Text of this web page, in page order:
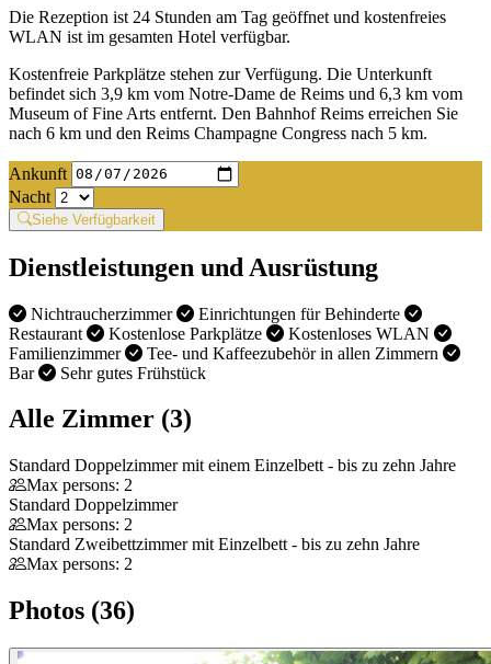
Die Rezeption ist 24 Stunden am Tag geöffnet und kostenfreies
WLAN ist im gesamten Hotel verfügbar.
Kostenfreie Parkplätze stehen zur Verfügung. Die Unterkunft
befindet sich 3,9 km vom Notre-Dame de Reims und 6,3 km vom
Museum of Fine Arts entfernt. Den Bahnhof Reims erreichen Sie
nach 6 km und den Reims Champagne Congress nach 5 km.
Ankunft
Nacht
Siehe Verfügbarkeit
Dienstleistungen und Ausrüstung
Nichtraucherzimmer
Einrichtungen für Behinderte
Restaurant
Kostenlose Parkplätze
Kostenloses WLAN
Familienzimmer
Tee- und Kaffeezubehör in allen Zimmern
Bar
Sehr gutes Frühstück
Alle Zimmer (3)
Standard Doppelzimmer mit einem Einzelbett - bis zu zehn Jahre
Max persons: 2
Standard Doppelzimmer
Max persons: 2
Standard Zweibettzimmer mit Einzelbett - bis zu zehn Jahre
Max persons: 2
Photos (36)